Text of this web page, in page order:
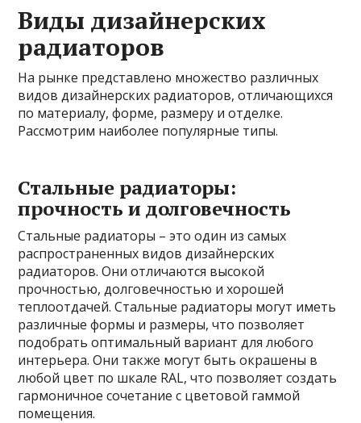
Виды дизайнерских
радиаторов
На рынке представлено множество различных
видов дизайнерских радиаторов, отличающихся
по материалу, форме, размеру и отделке.
Рассмотрим наиболее популярные типы.
Стальные радиаторы:
прочность и долговечность
Стальные радиаторы – это один из самых
распространенных видов дизайнерских
радиаторов. Они отличаются высокой
прочностью, долговечностью и хорошей
теплоотдачей. Стальные радиаторы могут иметь
различные формы и размеры, что позволяет
подобрать оптимальный вариант для любого
интерьера. Они также могут быть окрашены в
любой цвет по шкале RAL, что позволяет создать
гармоничное сочетание с цветовой гаммой
помещения.